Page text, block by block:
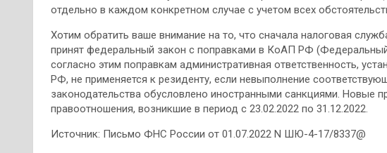
отдельно в каждом конкретном случае с учетом всех
Хотим обратить ваше внимание на то, что сначала налоговая
принят федеральный закон с поправками в КоАП РФ
согласно этим поправкам административная ответственность,
РФ, не применяется к резиденту, если невыполнение
законодательства обусловлено иностранными санкциями. Новые
правоотношения, возникшие в период с 23.02.2022 по 31.12.2022.
Источник: Письмо ФНС России от 01.07.2022 N ШЮ-4-17/8337@